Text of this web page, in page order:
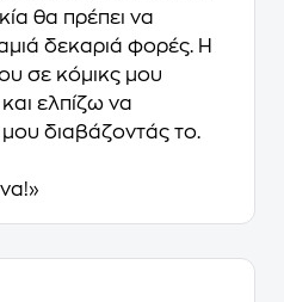
θα πρέπει να
δεκαριά φορές. Η
σε κόμικς μου
ελπίζω να
μου διαβάζοντάς το.